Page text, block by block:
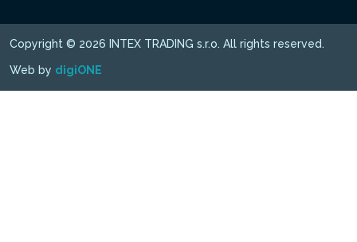
Copyright © 2026 INTEX TRADING s.r.o. All rights reserved.
Web by digiONE